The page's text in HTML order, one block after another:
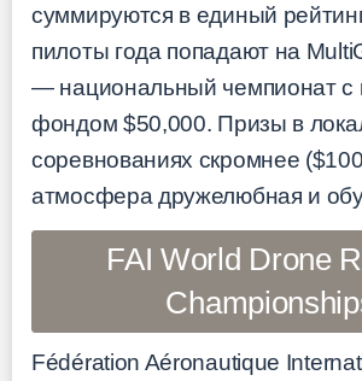
суммируются в единый
пилоты года попадают на
— национальный чемпионат с
фондом $50,000. Призы в
соревнованиях скромнее
атмосфера дружелюбная и
FAI World Drone
Fédération Aéronautique